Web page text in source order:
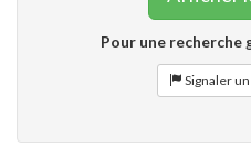
Pour une recherche
Signaler